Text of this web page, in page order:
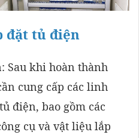
đặt tủ điện
Sau khi hoàn thành
cung cấp các linh
điện, bao gồm các
cụ và vật liệu lắp